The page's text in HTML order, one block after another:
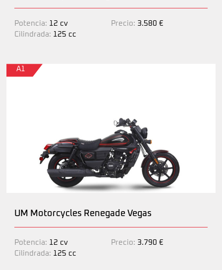
Potencia: 12 cv
Cilindrada: 125 cc
Precio: 3.580 €
A1
UM Motorcycles Renegade Vegas
Potencia: 12 cv
Cilindrada: 125 cc
Precio: 3.790 €